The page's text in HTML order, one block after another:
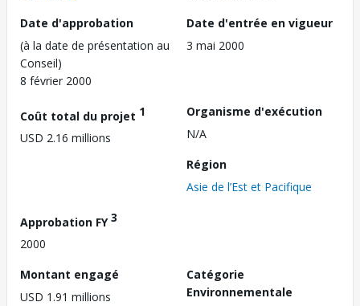
Date d'approbation
(à la date de présentation au
Conseil)
8 février 2000
Date d'entrée en vigueur
3 mai 2000
Coût total du projet 1
USD 2.16 millions
Organisme d'exécution
N/A
Région
Asie de l’Est et Pacifique
Approbation FY3
2000
Montant engagé
USD 1.91 millions
Catégorie
Environnementale